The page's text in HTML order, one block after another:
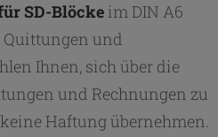
SD-Blöcke im DIN A6
Quittungen und
Ihnen, sich über die
und Rechnungen zu
Haftung übernehmen.